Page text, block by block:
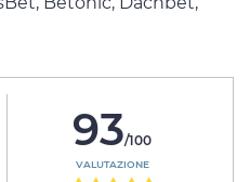
93/100
VALUTAZIONE